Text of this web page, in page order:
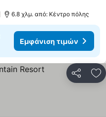
6.8 χλμ. από: Κέντρο πόλης
Εμφάνιση τιμών